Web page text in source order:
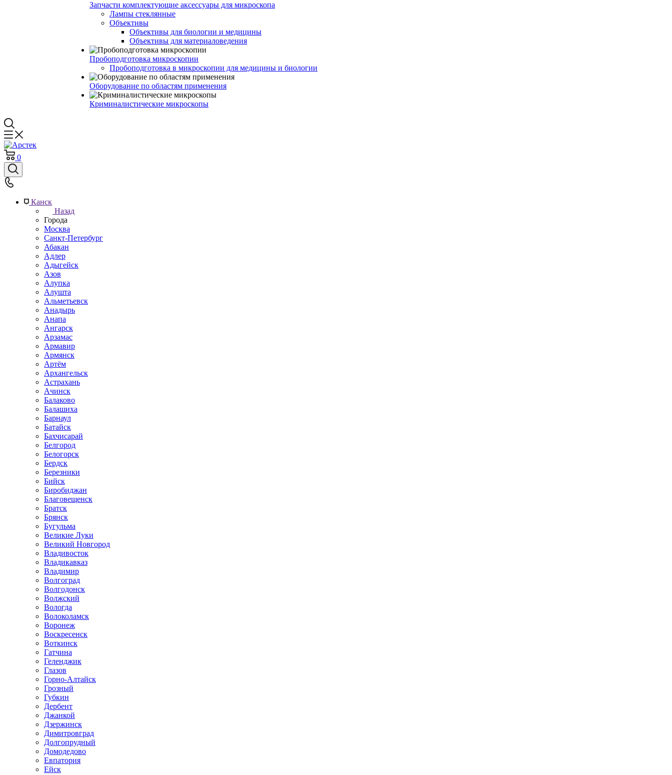
Запчасти комплектующие аксессуары для микроскопа
Лампы стеклянные
Объективы
Объективы для биологии и медицины
Объективы для материаловедения
Пробоподготовка микроскопии
Пробоподготовка в микроскопии для медицины и биологии
Оборудование по областям применения
Криминалистические микроскопы
0
Канск
Назад
Города
Москва
Санкт-Петербург
Абакан
Адлер
Адыгейск
Азов
Алупка
Алушта
Альметьевск
Анадырь
Анапа
Ангарск
Арзамас
Армавир
Армянск
Артём
Архангельск
Астрахань
Ачинск
Балаково
Балашиха
Барнаул
Батайск
Бахчисарай
Белгород
Белогорск
Бердск
Березники
Бийск
Биробиджан
Благовещенск
Братск
Брянск
Бугульма
Великие Луки
Великий Новгород
Владивосток
Владикавказ
Владимир
Волгоград
Волгодонск
Волжский
Вологда
Волоколамск
Воронеж
Воскресенск
Воткинск
Гатчина
Геленджик
Глазов
Горно-Алтайск
Грозный
Губкин
Дербент
Джанкой
Дзержинск
Димитровград
Долгопрудный
Домодедово
Евпатория
Ейск